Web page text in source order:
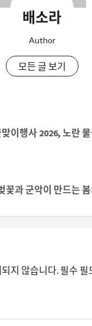
배소라
Author
모든 글 보기
이행사 2026, 노란
꽃과 군악이 만드는
지 않습니다. 필수 필